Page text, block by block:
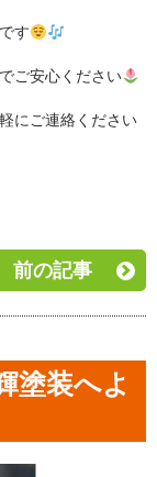
す
ご安心ください
にご連絡ください
前の記事
塗装へよ